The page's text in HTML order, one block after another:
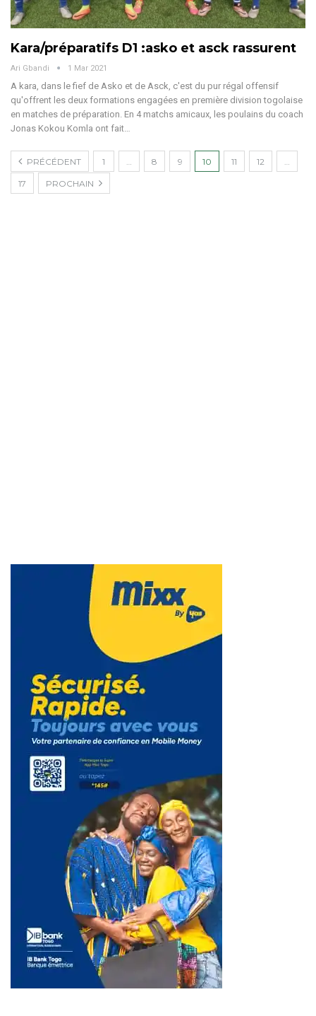
Kara/préparatifs D1 :asko et asck rassurent
Ari Gbandi 1 Mar 2021
A kara, dans le fief de Asko et de Asck, c'est du pur régal offensif
qu'offrent les deux formations engagées en première division togolaise
en matches de préparation. En 4 matchs amicaux, les poulains du coach
Jonas Kokou Komla ont fait…
PRÉCÉDENT 1 8 9 10 11 12
17 PROCHAIN